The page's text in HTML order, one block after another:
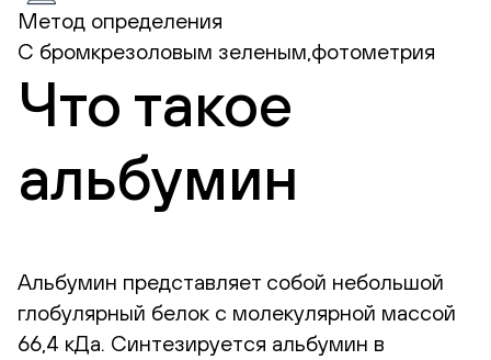
Метод определения
С бромкрезоловым зеленым,фотометрия
Что такое
альбумин
Альбумин представляет собой небольшой
глобулярный белок с молекулярной массой
66,4 кДа. Синтезируется альбумин в